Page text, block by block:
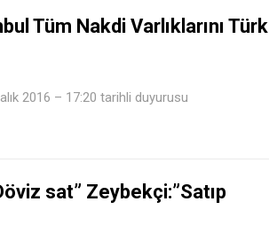
Tüm Nakdi Varlıklarını Türk
2016 – 17:20 tarihli duyurusu
sat” Zeybekçi:”Satıp